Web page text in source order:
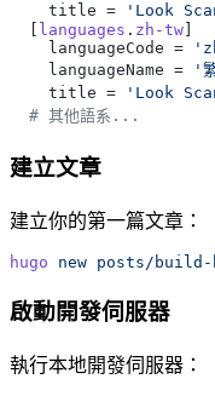
    title =
'Look
languages . zh-tw
    languageCode =
    languageName =
'
    title =
'Look
  # 其他語系...
建立文章
建立你的第一篇文章：
hugo new posts/build-
啟動開發伺服器
執行本地開發伺服器：